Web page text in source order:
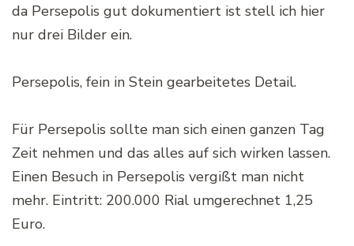
da Persepolis gut dokumentiert ist stell ich hier
nur drei Bilder ein.
Persepolis, fein in Stein gearbeitetes Detail.
Für Persepolis sollte man sich einen ganzen Tag
Zeit nehmen und das alles auf sich wirken lassen.
Einen Besuch in Persepolis vergißt man nicht
mehr. Eintritt: 200.000 Rial umgerechnet 1,25
Euro.